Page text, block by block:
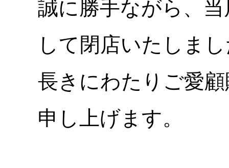
誠に勝手ながら、
して閉店いたしま
長きにわたりご愛
申し上げます。